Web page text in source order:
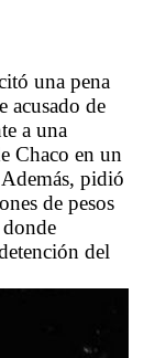
una pena
acusado de
a una
Chaco en un
pidió
de pesos
del